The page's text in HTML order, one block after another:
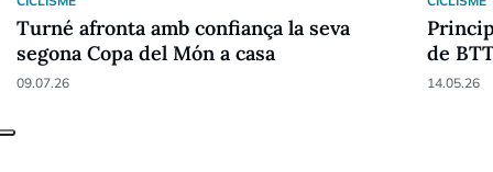
Turné afronta amb confiança la seva
segona Copa del Món a casa
09.07.26
de
14.05.26